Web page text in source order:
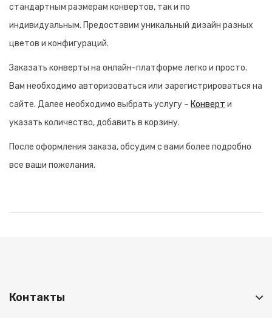
стандартным размерам конвертов, так и по
индивидуальным. Предоставим уникальный дизайн разных
цветов и конфигураций.
Заказать конверты на онлайн-платформе легко и просто.
Вам необходимо авторизоваться или зарегистрироваться на
сайте. Далее необходимо выбрать услугу – Конверт и
указать количество, добавить в корзину.
После оформления заказа, обсудим с вами более подробно
все ваши пожелания.
Контакты